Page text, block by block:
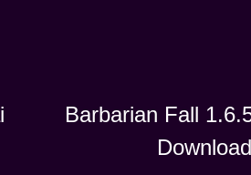
Barbarian Fall
Download